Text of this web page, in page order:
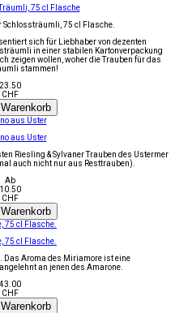
75 cl Flasche
Schlossträumli, 75 cl Flasche.
sich für Liebhaber von dezenten
in einer stabilen Kartonverpackung
zeigen wollen, woher die Trauben für das
stammen!
23.50
CHF
aus Uster
aus Uster
Riesling & Sylvaner Trauben des Ustermer
auch nicht nur aus Resttrauben).
Ab
10.50
CHF
75 cl Flasche.
75 cl Flasche.
Das Aroma des Miriamore ist eine
an jenen des Amarone.
43.00
CHF